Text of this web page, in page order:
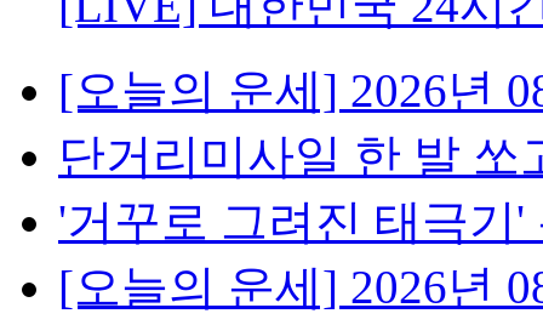
[오늘의 운세] 2026년
단거리미사일 한 발 쏘
'거꾸로 그려진 태극기'
[오늘의 운세] 2026년